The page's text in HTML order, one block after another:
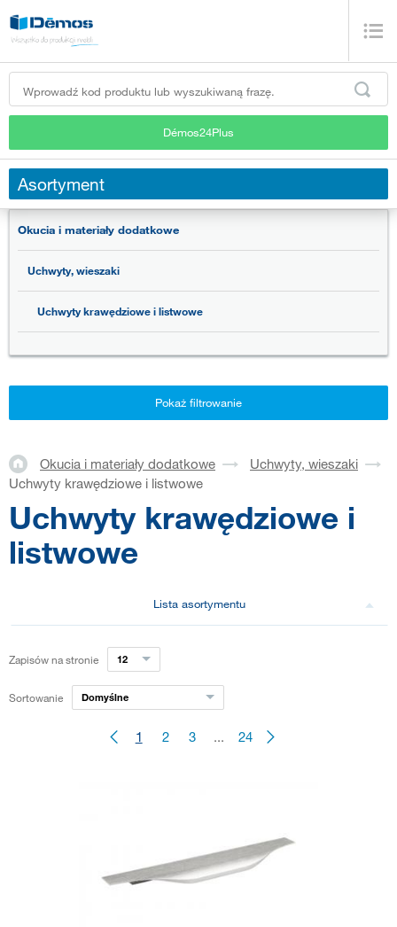
Démos24Plus
Asortyment
Okucia i materiały dodatkowe
Uchwyty, wieszaki
Uchwyty krawędziowe i listwowe
Pokaż filtrowanie
Okucia i materiały dodatkowe
Uchwyty, wieszaki
Uchwyty krawędziowe i listwowe
Uchwyty krawędziowe i
listwowe
Lista asortymentu
Zapisów na stronie 12
Sortowanie Domyślne
1 2 3 24